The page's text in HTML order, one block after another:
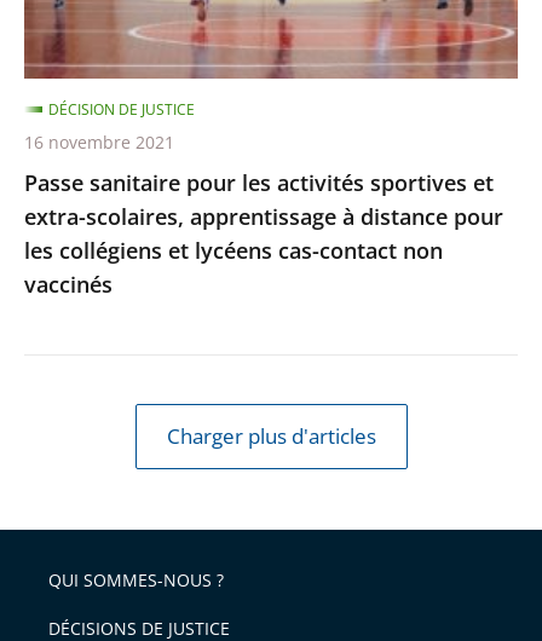
extra-
scolaires,
apprentissage
à
distance
pour
les
collégiens
et
Passe sanitaire pour les activités sportives et
extra-scolaires, apprentissage à distance pour
les collégiens et lycéens cas-contact non
vaccinés
DÉCISION DE JUSTICE
16 novembre 2021
Charger plus d'articles
QUI SOMMES-NOUS ?
DÉCISIONS DE JUSTICE